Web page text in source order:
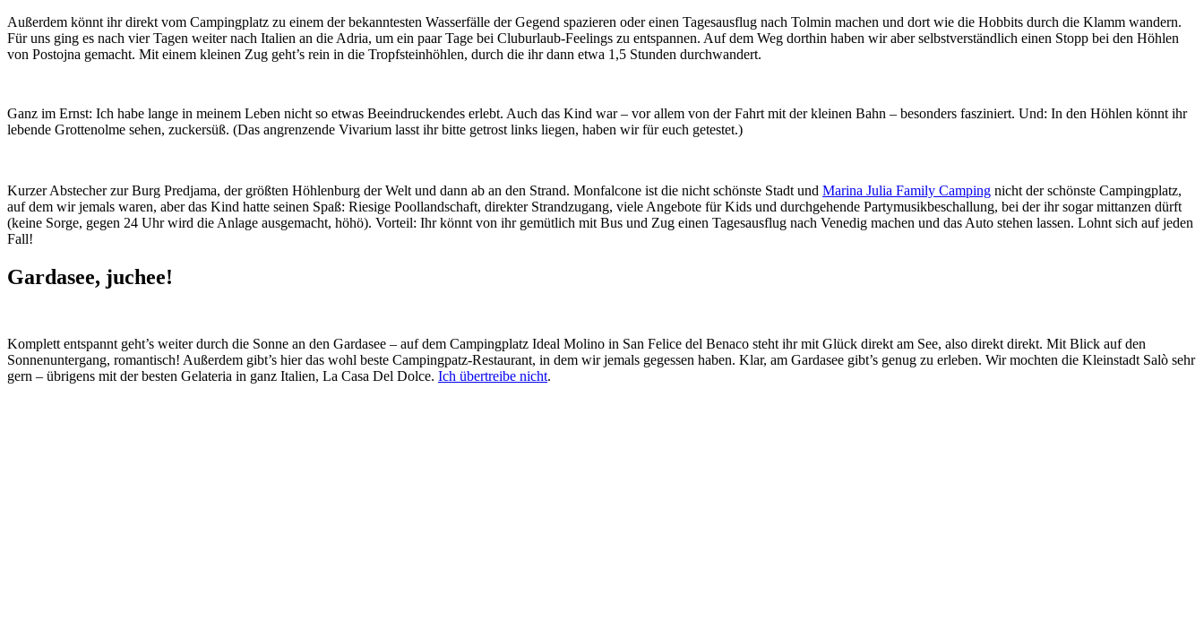
Außerdem könnt ihr direkt vom Campingplatz zu einem der bekanntesten Wasserfälle der Gegend spazieren oder einen Tagesausflug nach Tolmin machen und dort wie die Hobbits durch die Klamm wandern.
Für uns ging es nach vier Tagen weiter nach Italien an die Adria, um ein paar Tage bei Cluburlaub-Feelings zu entspannen. Auf dem Weg dorthin haben wir aber selbstverständlich einen Stopp bei den Höhlen
von Postojna gemacht. Mit einem kleinen Zug geht’s rein in die Tropfsteinhöhlen, durch die ihr dann etwa 1,5 Stunden durchwandert.
Ganz im Ernst: Ich habe lange in meinem Leben nicht so etwas Beeindruckendes erlebt. Auch das Kind war – vor allem von der Fahrt mit der kleinen Bahn – besonders fasziniert. Und: In den Höhlen könnt ihr
lebende Grottenolme sehen, zuckersüß. (Das angrenzende Vivarium lasst ihr bitte getrost links liegen, haben wir für euch getestet.)
Kurzer Abstecher zur Burg Predjama, der größten Höhlenburg der Welt und dann ab an den Strand. Monfalcone ist die nicht schönste Stadt und Marina Julia Family Camping nicht der schönste Campingplatz,
auf dem wir jemals waren, aber das Kind hatte seinen Spaß: Riesige Poollandschaft, direkter Strandzugang, viele Angebote für Kids und durchgehende Partymusikbeschallung, bei der ihr sogar mittanzen dürft
(keine Sorge, gegen 24 Uhr wird die Anlage ausgemacht, höhö). Vorteil: Ihr könnt von ihr gemütlich mit Bus und Zug einen Tagesausflug nach Venedig machen und das Auto stehen lassen. Lohnt sich auf jeden
Fall!
Gardasee, juchee!
Komplett entspannt geht’s weiter durch die Sonne an den Gardasee – auf dem Campingplatz Ideal Molino in San Felice del Benaco steht ihr mit Glück direkt am See, also direkt direkt. Mit Blick auf den
Sonnenuntergang, romantisch! Außerdem gibt’s hier das wohl beste Campingpatz-Restaurant, in dem wir jemals gegessen haben. Klar, am Gardasee gibt’s genug zu erleben. Wir mochten die Kleinstadt Salò sehr
gern – übrigens mit der besten Gelateria in ganz Italien, La Casa Del Dolce. Ich übertreibe nicht.